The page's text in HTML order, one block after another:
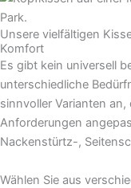
Unsere vielfältigen
Komfort
Es gibt kein universell
unterschiedliche
sinnvoller Varianten
Anforderungen
Nackenstürtz-,
Wählen Sie aus